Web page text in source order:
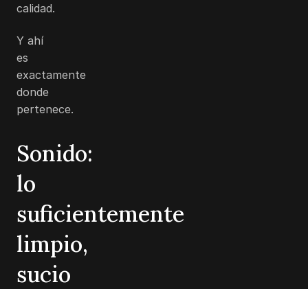
calidad.
Y ahí
es
exactamente
donde
pertenece.
Sonido:
lo
suficientemente
limpio,
sucio